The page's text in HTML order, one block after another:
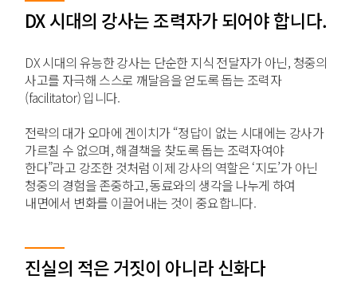
DX 시대의 강사는 조력자가 되어야 합니다.
DX 시대의 유능한 강사는 단순한 지식 전달자가 아닌, 청중의
사고를 자극해 스스로 깨달음을 얻도록 돕는 조력자
(facilitator) 입니다.
전략의 대가 오마에 겐이치가 “정답이 없는 시대에는 강사가
가르칠 수 없으며, 해결책을 찾도록 돕는 조력자여야
한다”라고 강조한 것처럼 이제 강사의 역할은 ‘지도’가 아닌
청중의 경험을 존중하고, 동료와의 생각을 나누게 하여
내면에서 변화를 이끌어내는 것이 중요합니다.
진실의 적은 거짓이 아니라 신화다